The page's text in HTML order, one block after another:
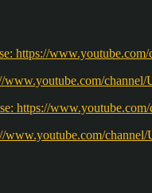
www.youtube.com/
www.youtube.com/